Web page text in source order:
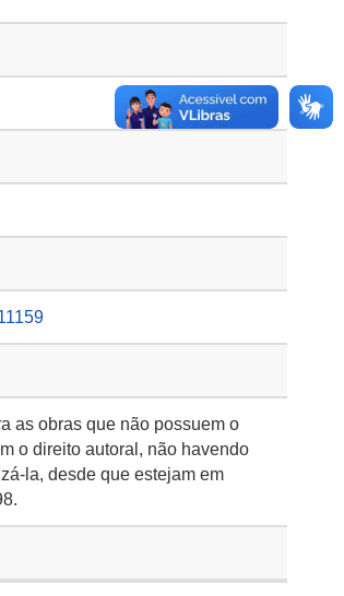
as obras que não possuem o
o direito autoral, não havendo
la, desde que estejam em